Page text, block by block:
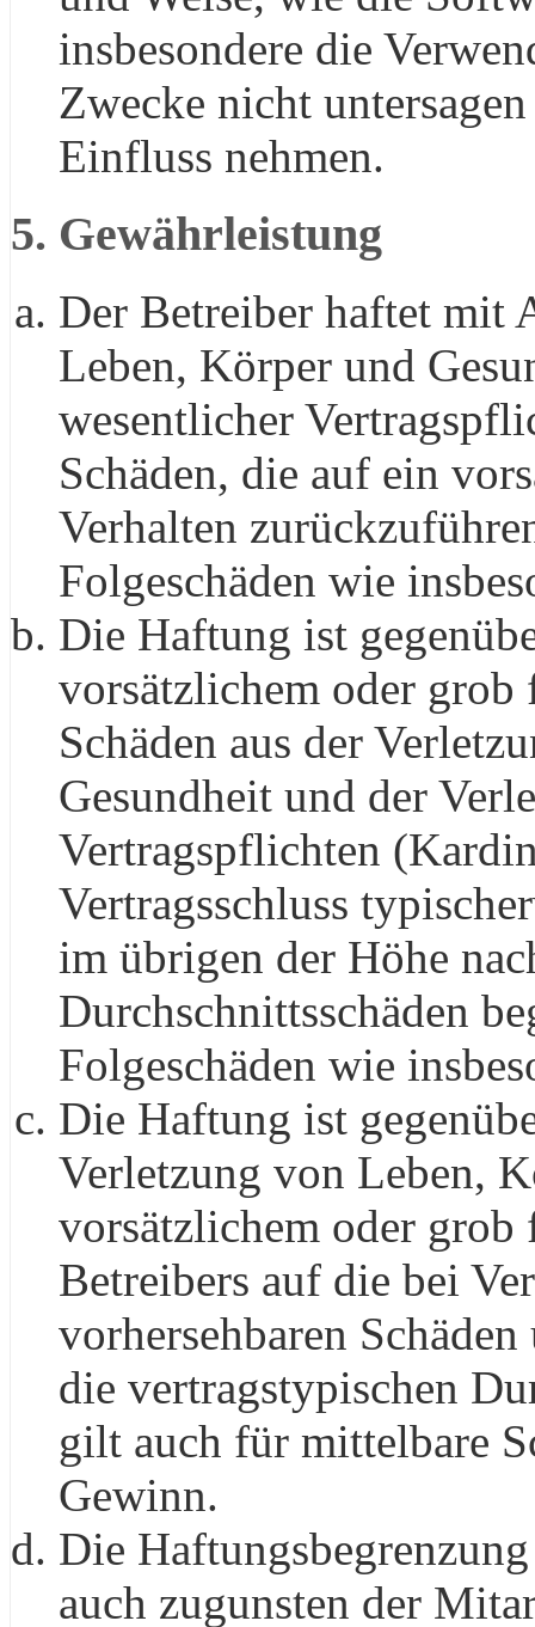
insbesondere die
Zwecke nicht
Einfluss nehmen.
5. Gewährleistung
Der Betreiber haftet mit
Leben, Körper und
wesentlicher
Schäden, die auf ein
Verhalten
Folgeschäden wie
Die Haftung ist
vorsätzlichem oder grob
Schäden aus der
Gesundheit und der
Vertragspflichten
Vertragsschluss
im übrigen der Höhe
Durchschnittsschäden
Folgeschäden wie
Die Haftung ist
Verletzung von Leben,
vorsätzlichem oder grob
Betreibers auf die bei
vorhersehbaren
die vertragstypischen
gilt auch für mittelbare
Gewinn.
Die
auch zugunsten der